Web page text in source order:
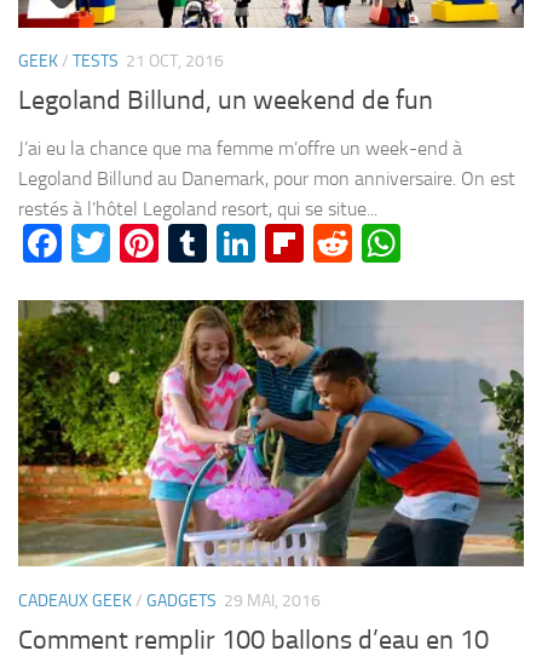
GEEK/ TESTS 21 OCT, 2016
Legoland Billund, un weekend de fun
J’ai eu la chance que ma femme m’offre un week-end à
Legoland Billund au Danemark, pour mon anniversaire. On est
restés à l’hôtel Legoland resort, qui se situe...
Facebook
TwitterPinterest
TumblrLinkedIn
Flipboard
Reddit
CADEAUX GEEK/ GADGETS 29 MAI, 2016
Comment remplir 100 ballons d’eau en 10